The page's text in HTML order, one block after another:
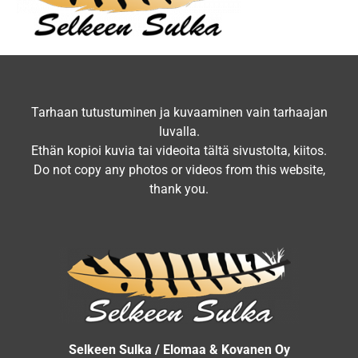
Tarhaan tutustuminen ja kuvaaminen vain tarhaajan
luvalla.
Ethän kopioi kuvia tai videoita tältä sivustolta, kiitos.
Do not copy any photos or videos from this website,
thank you.
Selkeen Sulka / Elomaa & Kovanen Oy